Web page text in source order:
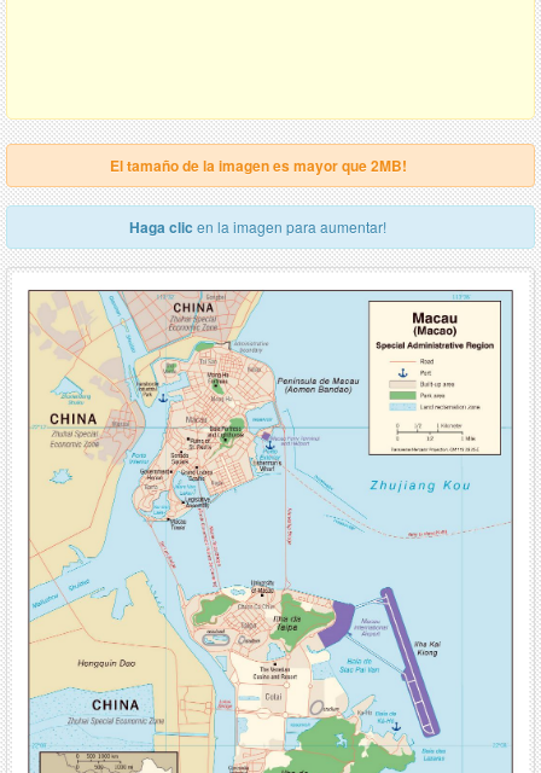
El tamaño de la imagen es mayor que 2MB!
Haga clic en la imagen para aumentar!